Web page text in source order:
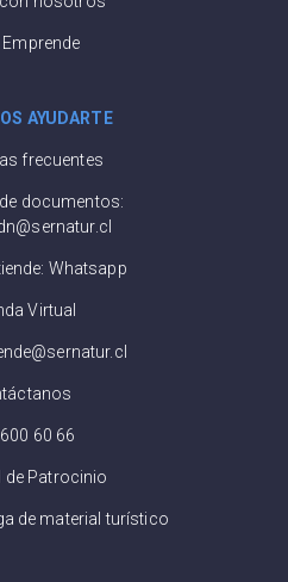
Emprende
AYUDARTE
frecuentes
documentos:
Whatsapp
Virtual
60 66
de Patrocinio
de material turístico